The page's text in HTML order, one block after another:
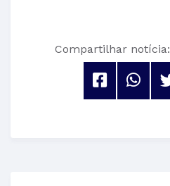
Compartilhar notícia: